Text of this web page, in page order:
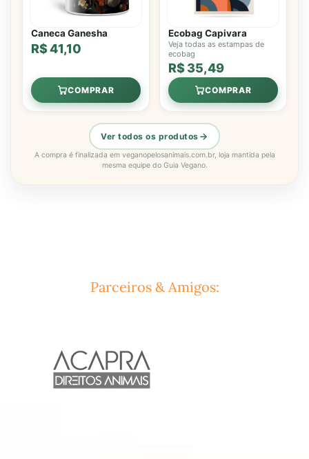
Caneca Ganesha
R$ 41,10
COMPRAR
Ecobag Capivara
Veja todas as estampas de
ecobag
R$ 35,49
COMPRAR
Ver todos os produtos
A compra é finalizada em veganopelosanimais.com.br, loja mantida pela
mesma equipe do Guia Vegano.
Parceiros & Amigos: